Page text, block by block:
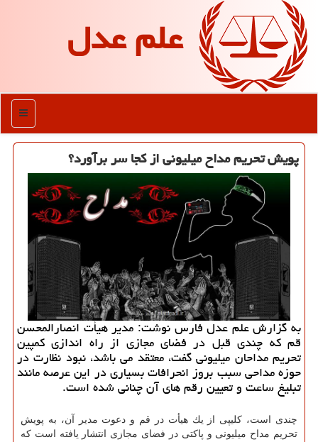
علم عدل
منو
پویش تحریم مداح میلیونی از كجا سر برآورد؟
به گزارش علم عدل فارس نوشت: مدیر هیأت انصارالمحسن
قم كه چندی قبل در فضای مجازی از راه اندازی كمپین
تحریم مداحان میلیونی گفت، معتقد می باشد، نبود نظارت در
حوزه مداحی سبب بروز انحرافات بسیاری در این عرصه مانند
تبلیغ ساعت و تعیین رقم های آن چنانی شده است.
چندی است، كلیپی از یك هیأت در قم و دعوت مدیر آن، به پویش
تحریم مداح میلیونی و پاكتی در فضای مجازی انتشار یافته است كه